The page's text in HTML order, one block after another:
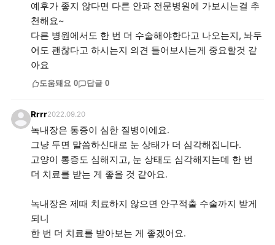
예후가 좋지 않다면 다른 안과 전문병원에 가보시는걸 추
천해요~
다른 병원에서도 한 번 더 수술해야한다고 나오는지, 놔두
어도 괜찮다고 하시는지 의견 들어보시는게 중요할것 같
아요
도움돼요 0 답글 0
Rrrr2022.09.20
녹내장은 통증이 심한 질병이에요.
그냥 두면 말씀하신대로 눈 상태가 더 심각해집니다.
고양이 통증도 심해지고, 눈 상태도 심각해지는데 한 번
더 치료를 받는 게 좋을 것 같아요.
녹내장은 제때 치료하지 않으면 안구적출 수술까지 받게
되니
한 번 더 치료를 받아보는 게 좋겠어요.